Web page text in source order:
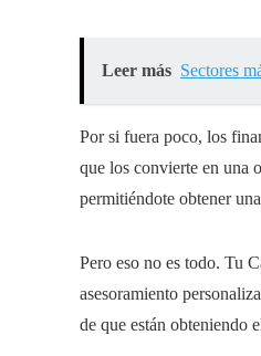
Leer más Sectores
Por si fuera poco, los
que los convierte en una
permitiéndote obtener
Pero eso no es todo. Tu
asesoramiento
de que están obteniendo